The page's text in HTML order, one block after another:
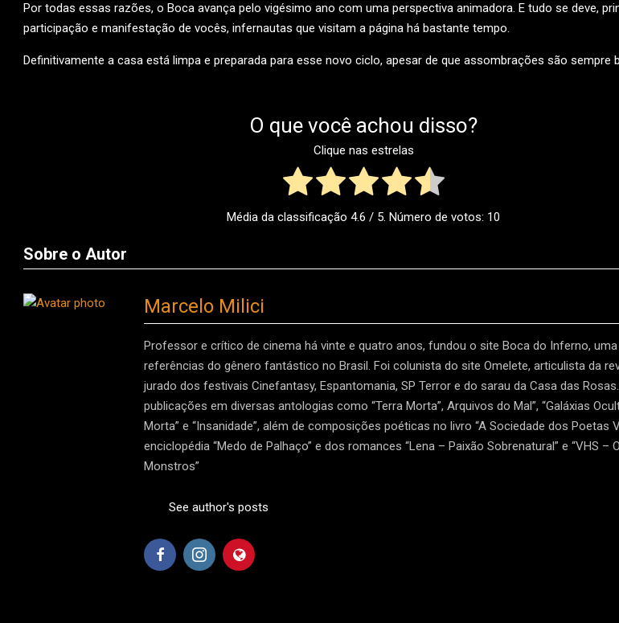
Por todas essas razões, o Boca avança pelo vigésimo ano com uma perspectiva animadora. E tudo se deve,
participação e manifestação de vocês, infernautas que visitam a página há bastante tempo.
Definitivamente a casa está limpa e preparada para esse novo ciclo, apesar de que assombrações são sempre
O que você achou disso?
Clique nas estrelas
Média da classificação 4.6 / 5. Número de votos: 10
Sobre o Autor
Marcelo Milici
Professor e crítico de cinema há vinte e quatro anos, fundou o site Boca do Inferno,
referências do gênero fantástico no Brasil. Foi colunista do site Omelete, articulista da
jurado dos festivais Cinefantasy, Espantomania, SP Terror e do sarau da Casa das
publicações em diversas antologias como “Terra Morta”, Arquivos do Mal”, “Galáxias
Morta” e “Insanidade”, além de composições poéticas no livro “A Sociedade dos Poetas
enciclopédia “Medo de Palhaço” e dos romances “Lena – Paixão Sobrenatural” e “VHS –
Monstros”
See author's posts